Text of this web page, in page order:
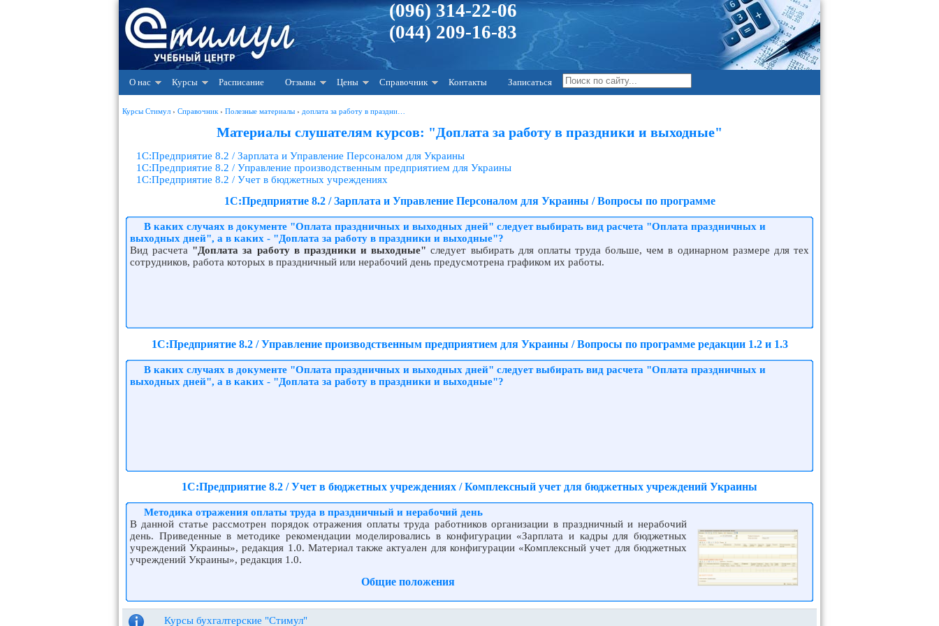
(096) 314-22-06
(044) 209-16-83
О нас Курсы Расписание Отзывы Цены Справочник Контакты Записаться
Курсы Стимул › Справочник › Полезные материалы › доплата за работу в праздни…
Материалы слушателям курсов: "Доплата за работу в праздники и выходные"
1С:Предприятие 8.2 / Зарплата и Управление Персоналом для Украины
1С:Предприятие 8.2 / Управление производственным предприятием для Украины
1С:Предприятие 8.2 / Учет в бюджетных учреждениях
1С:Предприятие 8.2 / Зарплата и Управление Персоналом для Украины / Вопросы по программе
В каких случаях в документе "Оплата праздничных и выходных дней" следует выбирать вид расчета "Оплата праздничных и
выходных дней", а в каких - "Доплата за работу в праздники и выходные"?
Вид расчета "Доплата за работу в праздники и выходные" следует выбирать для оплаты труда больше, чем в одинарном размере для тех
сотрудников, работа которых в праздничный или нерабочий день предусмотрена графиком их работы.
1С:Предприятие 8.2 / Управление производственным предприятием для Украины / Вопросы по программе редакции 1.2 и 1.3
В каких случаях в документе "Оплата праздничных и выходных дней" следует выбирать вид расчета "Оплата праздничных и
выходных дней", а в каких - "Доплата за работу в праздники и выходные"?
1С:Предприятие 8.2 / Учет в бюджетных учреждениях / Комплексный учет для бюджетных учреждений Украины
Методика отражения оплаты труда в праздничный и нерабочий день
В данной статье рассмотрен порядок отражения оплаты труда работников организации в праздничный и нерабочий
день. Приведенные в методике рекомендации моделировались в конфигурации «Зарплата и кадры для бюджетных
учреждений Украины», редакция 1.0. Материал также актуален для конфигурации «Комплексный учет для бюджетных
учреждений Украины», редакция 1.0.
Общие положения
Курсы бухгалтерские "Стимул"